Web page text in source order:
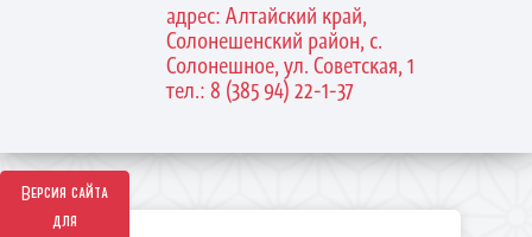
Версия сайта
для
адрес: Алтайский край,
Солонешенский район, с.
Солонешное, ул. Советская, 1
тел.: 8 (385 94) 22-1-37